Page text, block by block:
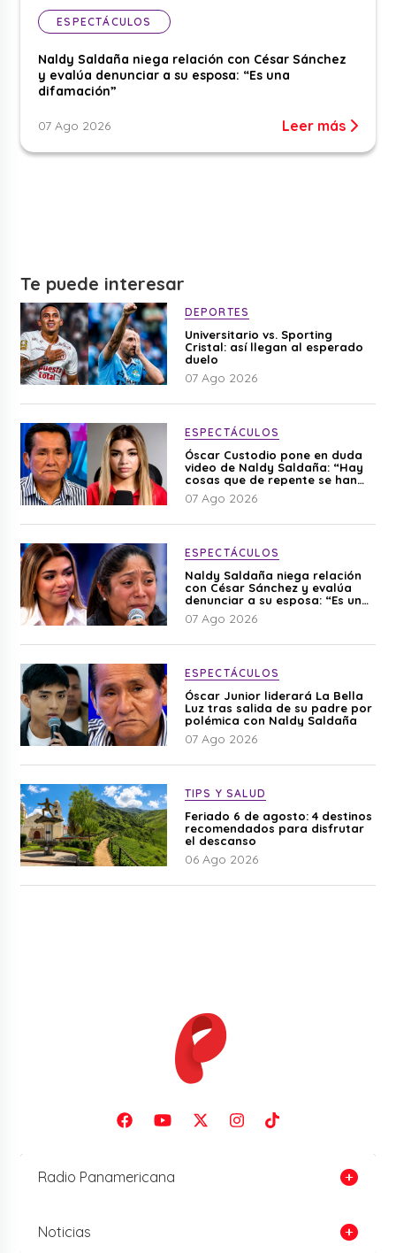
ESPECTÁCULOS
Naldy Saldaña niega relación con César Sánchez
y evalúa denunciar a su esposa: “Es una
difamación”
07 Ago 2026 Leer más
Te puede interesar
DEPORTES
Universitario vs. Sporting
Cristal: así llegan al esperado
duelo
07 Ago 2026
ESPECTÁCULOS
Óscar Custodio pone en duda
video de Naldy Saldaña: “Hay
cosas que de repente se han
editado”
07 Ago 2026
ESPECTÁCULOS
Naldy Saldaña niega relación
con César Sánchez y evalúa
denunciar a su esposa: “Es una
difamación”
07 Ago 2026
ESPECTÁCULOS
Óscar Junior liderará La Bella
Luz tras salida de su padre por
polémica con Naldy Saldaña
07 Ago 2026
TIPS Y SALUD
Feriado 6 de agosto: 4 destinos
recomendados para disfrutar
el descanso
06 Ago 2026
Radio Panamericana
Noticias